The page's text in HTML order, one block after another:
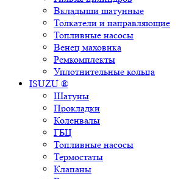
Вкладыши шатунные
Толкатели и направляющие
Топливные насосы
Венец маховика
Ремкомплекты
Уплотнительные кольца
ISUZU ®
Шатуны
Прокладки
Коленвалы
ГБЦ
Топливные насосы
Термостаты
Клапаны